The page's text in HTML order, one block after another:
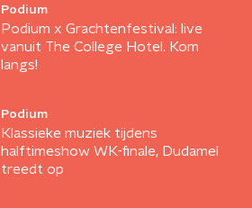
Podium
Podium x Grachtenfestival: live
vanuit The College Hotel. Kom
langs!
Podium
Klassieke muziek tijdens
halftimeshow WK-finale, Dudamel
treedt op